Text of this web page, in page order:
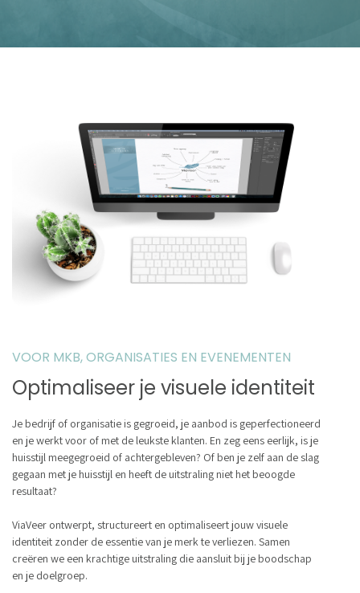
VOOR MKB, ORGANISATIES EN EVENEMENTEN
Optimaliseer je visuele identiteit
Je bedrijf of organisatie is gegroeid, je aanbod is geperfectioneerd
en je werkt voor of met de leukste klanten. En zeg eens eerlijk, is je
huisstijl meegegroeid of achtergebleven? Of ben je zelf aan de slag
gegaan met je huisstijl en heeft de uitstraling niet het beoogde
resultaat?
ViaVeer ontwerpt, structureert en optimaliseert jouw visuele
identiteit zonder de essentie van je merk te verliezen. Samen
creëren we een krachtige uitstraling die aansluit bij je boodschap
en je doelgroep.